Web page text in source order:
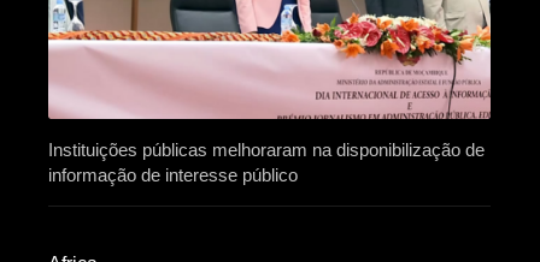
Instituições públicas melhoraram na disponibilização de
informação de interesse público